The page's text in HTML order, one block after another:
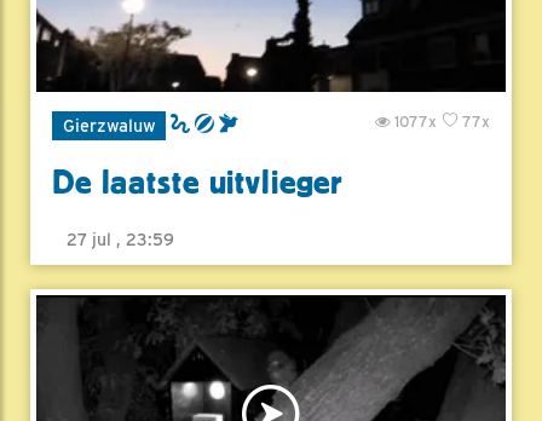
Gierzwaluw 77x
1077x
De laatste uitvlieger
27 jul , 23:59